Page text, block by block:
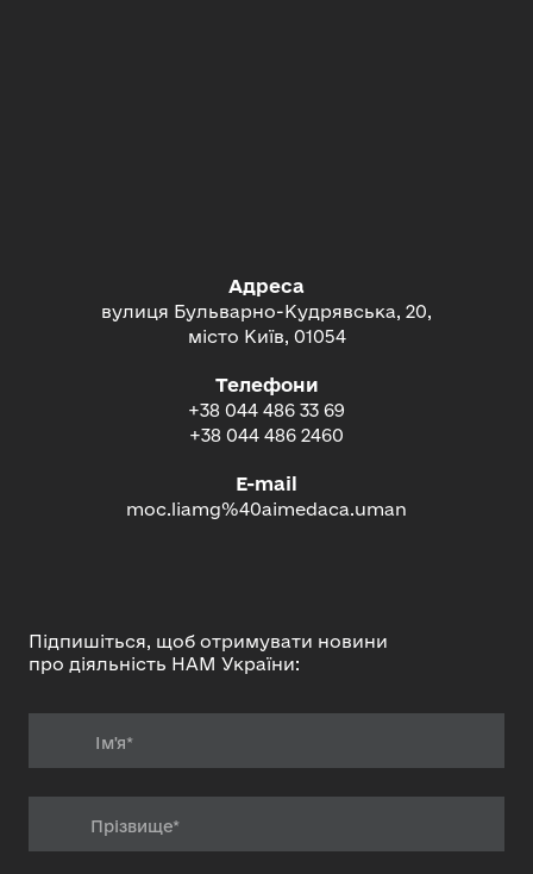
Адреса
вулиця Бульварно-Кудрявська, 20,
місто Київ, 01054
Телефони
+38 044 486 33 69
+38 044 486 2460
E-mail
moc.liamg%40aimedaca.uman
Підпишіться, щоб отримувати новини
про діяльність НАМ України: